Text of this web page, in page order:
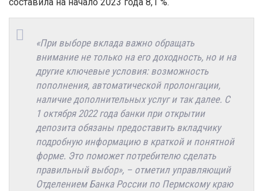
составила на начало 2023 года 8,1 %.
«При выборе вклада важно обращать
внимание не только на его доходность, но и на
другие ключевые условия: возможность
пополнения, автоматической пролонгации,
наличие дополнительных услуг и так далее. С
1 октября 2022 года банки при открытии
депозита обязаны предоставить вкладчику
подробную информацию в краткой и понятной
форме. Это поможет потребителю сделать
правильный выбор», – отметил управляющий
Отделением Банка России по Пермскому краю